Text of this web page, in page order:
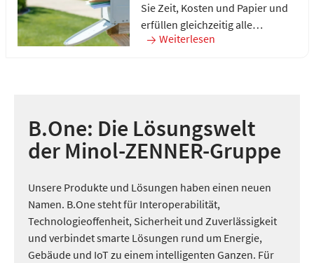
Sie Zeit, Kosten und Papier und
erfüllen gleichzeitig alle
gesetzlichen Vorgaben. Jetzt
Weiterlesen
B.One: Die Lösungswelt
der Minol-ZENNER-Gruppe
Unsere Produkte und Lösungen haben einen neuen
Namen. B.One steht für Interoperabilität,
Technologieoffenheit, Sicherheit und Zuverlässigkeit
und verbindet smarte Lösungen rund um Energie,
Gebäude und IoT zu einem intelligenten Ganzen. Für